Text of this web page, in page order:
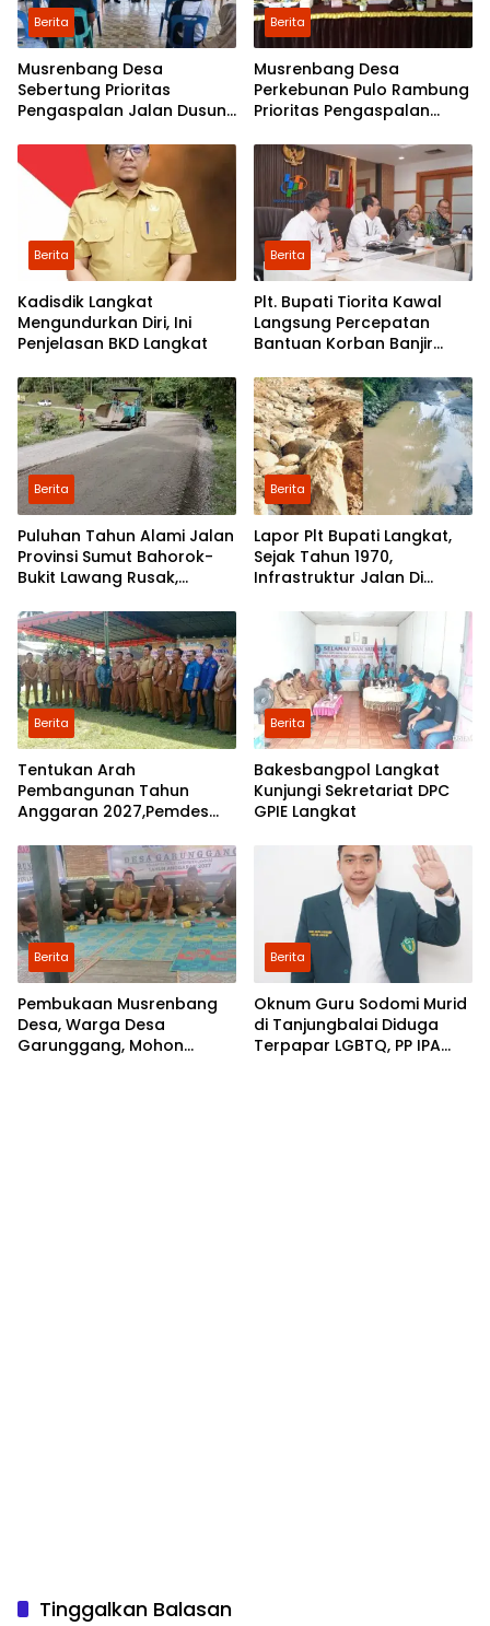
Berita
Musrenbang Desa
Sebertung Prioritas
Pengaspalan Jalan Dusun
Berita
Musrenbang Desa
Perkebunan Pulo Rambung
Prioritas Pengaspalan
Dusun Pondok Boyan
Berita
Kadisdik Langkat
Mengundurkan Diri, Ini
Penjelasan BKD Langkat
Berita
Plt. Bupati Tiorita Kawal
Langsung Percepatan
Bantuan Korban Banjir
Berita
Puluhan Tahun Alami Jalan
Provinsi Sumut Bahorok-
Bukit Lawang Rusak,
Perbaikan
Berita
Lapor Plt Bupati Langkat,
Sejak Tahun 1970,
Infrastruktur Jalan Di
Diperhatikan Pemerintah
Kabupaten Langkat
Berita
Tentukan Arah
Pembangunan Tahun
Anggaran 2027,Pemdes
Musrenbang
Berita
Bakesbangpol Langkat
Kunjungi Sekretariat DPC
GPIE Langkat
Berita
Pembukaan Musrenbang
Desa, Warga Desa
Garunggang, Mohon
Berita
Oknum Guru Sodomi Murid
di Tanjungbalai Diduga
Terpapar LGBTQ, PP IPA
Tinggalkan Balasan